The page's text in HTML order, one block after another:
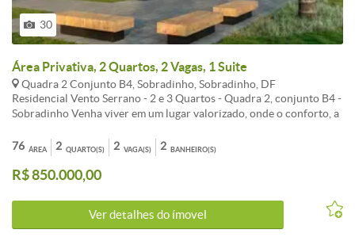
30
Área Privativa, 2 Quartos, 2 Vagas, 1 Suite
Quadra 2 Conjunto B4, Sobradinho, Sobradinho, DF
Residencial Vento Serrano - 2 e 3 Quartos - Quadra 2, conjunto B4 -
Sobradinho Venha viver em um lugar valorizado, onde o conforto, a
proximidade a uma variedade de serviços essenciais. Desde
transporte público até escolas e áreas de lazer, passando por
academias, supermercados e tudo está ao seu alcance. Com fácil
Apartamentos de 2 Quartos, sendo 1 suíte, de 76m² a 80m² com
varanda; até 2 vagas de garagem (cobertas). Lazer no Pilotis:
ÁREA
76 QUARTO(S)
2 VAGA(S)
2 BANHEIRO(S)
2
R$ 850.000,00
Ver detalhes do ímovel